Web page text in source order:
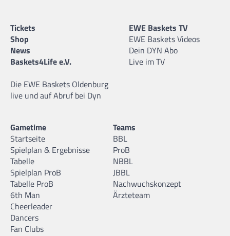
Tickets
Shop
News
Baskets4Life e.V.
Die EWE Baskets Oldenburg
live und auf Abruf bei Dyn
EWE Baskets TV
EWE Baskets Videos
Dein DYN Abo
Live im TV
Gametime
Startseite
Spielplan & Ergebnisse
Tabelle
Spielplan ProB
Tabelle ProB
6th Man
Cheerleader
Dancers
Fan Clubs
Teams
BBL
ProB
NBBL
JBBL
Nachwuchskonzept
Ärzteteam